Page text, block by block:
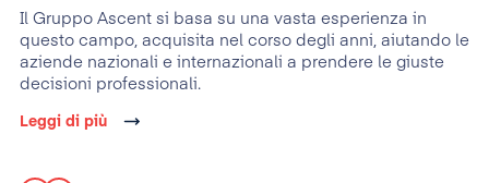
Il Gruppo Ascent si basa su una vasta esperienza in
questo campo, acquisita nel corso degli anni, aiutando le
aziende nazionali e internazionali a prendere le giuste
decisioni professionali.
Leggi di più